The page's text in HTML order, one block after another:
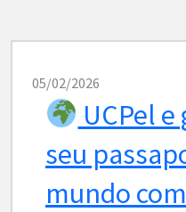
05/02/2026
UCPel e
seu
mundo